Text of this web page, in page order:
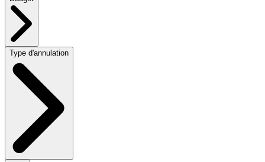
Type d'annulation